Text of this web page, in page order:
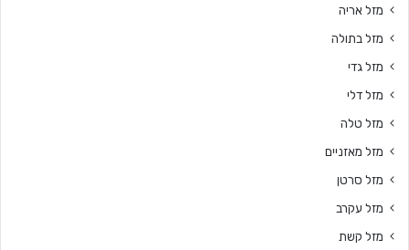
מזל אריה
מזל בתולה
מזל גדי
מזל דלי
מזל טלה
מזל מאזניים
מזל סרטן
מזל עקרב
מזל קשת